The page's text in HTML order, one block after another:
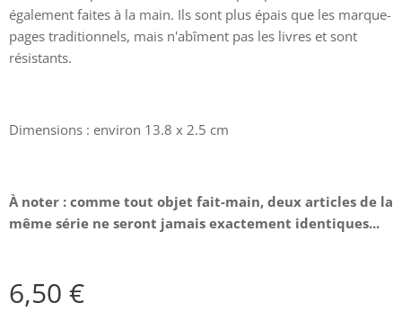
également faites à la main. Ils sont plus épais que les marque-
pages traditionnels, mais n'abîment pas les livres et sont
résistants.
Dimensions : environ 13.8 x 2.5 cm
À noter : comme tout objet fait-main, deux articles de la
même série ne seront jamais exactement identiques...
6,50 €